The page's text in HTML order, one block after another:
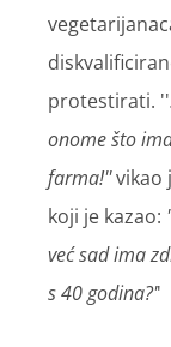
protestirati. ''
onome što
farma!''vikao
koji je kazao:
već sad ima
s 40 godina?''